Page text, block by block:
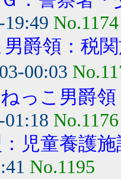
19:49 No.1174
爵領：税
00:03
っこ男爵
01:18 No.1176
児童養護
No.1195